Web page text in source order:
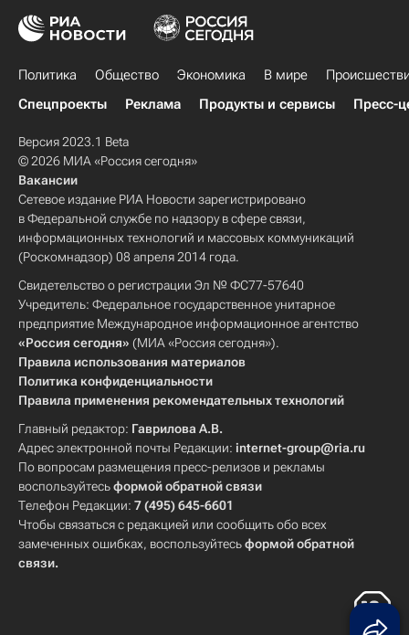
Политика Общество Экономика В мире
Спецпроекты
Реклама Продукты и сервисы Пресс-
Версия 2023.1 Beta
© 2026 МИА «Россия сегодня»
Вакансии
Сетевое издание РИА Новости зарегистрировано
в Федеральной службе по надзору в сфере связи,
информационных технологий и массовых коммуникаций
(Роскомнадзор) 08 апреля 2014 года.
Свидетельство о регистрации Эл № ФС77-57640
Учредитель: Федеральное государственное унитарное
предприятие Международное информационное агентство
«Россия сегодня» (МИА «Россия сегодня»).
Правила использования материалов
Политика конфиденциальности
Правила применения рекомендательных технологий
Главный редактор: Гаврилова А.В.
Адрес электронной почты Редакции: internet-group@ria.ru
По вопросам размещения пресс-релизов и рекламы
воспользуйтесьформой обратной связи
Телефон Редакции: 7 (495) 645-6601
Чтобы связаться с редакцией или сообщить обо всех
замеченных ошибках, воспользуйтесьформой обратной
связи.